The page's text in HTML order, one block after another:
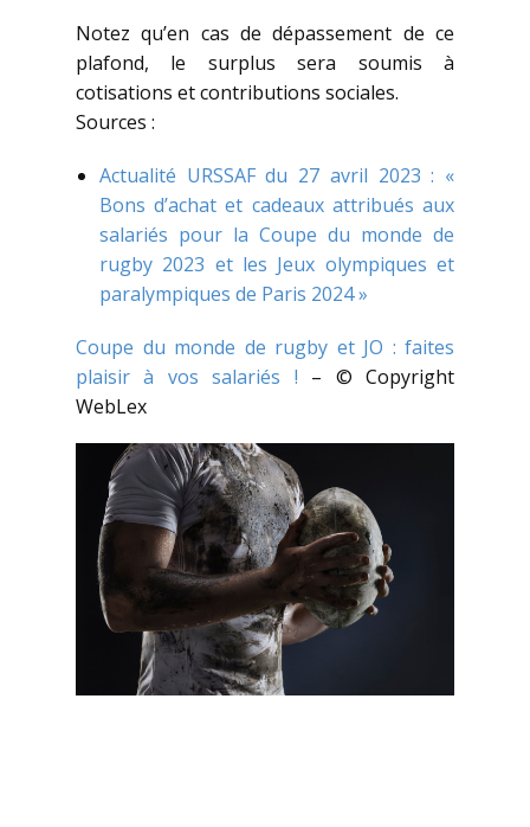
Notez qu’en cas de dépassement de ce
plafond, le surplus sera soumis à
cotisations et contributions sociales.
Sources :
Actualité URSSAF du 27 avril 2023 : «
Bons d’achat et cadeaux attribués aux
salariés pour la Coupe du monde de
rugby 2023 et les Jeux olympiques et
paralympiques de Paris 2024 »
Coupe du monde de rugby et JO : faites
plaisir à vos salariés ! – © Copyright
WebLex